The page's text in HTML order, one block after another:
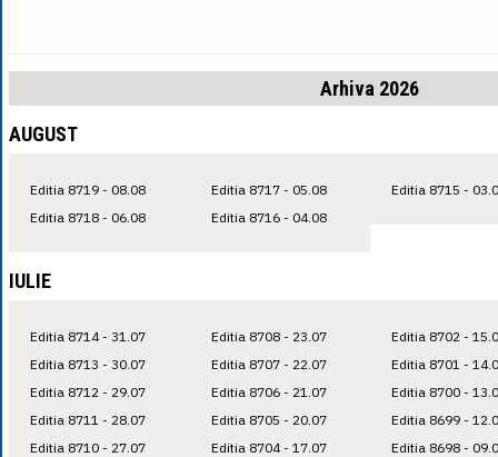
Arhiva 2026
AUGUST
Editia 8719 - 08.08
Editia 8718 - 06.08
Editia 8717 - 05.08
Editia 8716 - 04.08
Editia 8715 -
IULIE
Editia 8714 - 31.07
Editia 8713 - 30.07
Editia 8712 - 29.07
Editia 8711 - 28.07
Editia 8710 - 27.07
Editia 8708 - 23.07
Editia 8707 - 22.07
Editia 8706 - 21.07
Editia 8705 - 20.07
Editia 8704 - 17.07
Editia 8702 -
Editia 8701 -
Editia 8700 -
Editia 8699 -
Editia 8698 -